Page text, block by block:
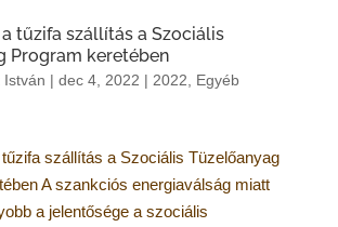
tűzifa szállítás a Szociális
Program keretében
István | dec 4, 2022 | 2022
Egyéb
szállítás a Szociális Tüzelőanyag
A szankciós energiaválság miatt
a jelentősége a szociális